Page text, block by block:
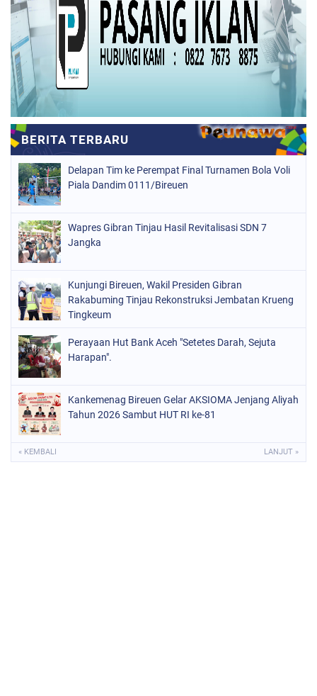
Delapan Tim ke Perempat Final Turnamen Bola Voli
Piala Dandim 0111/Bireuen
Wapres Gibran Tinjau Hasil Revitalisasi SDN 7
Jangka
Kunjungi Bireuen, Wakil Presiden Gibran
Rakabuming Tinjau Rekonstruksi Jembatan Krueng
Tingkeum
Perayaan Hut Bank Aceh "Setetes Darah, Sejuta
Harapan".
Kankemenag Bireuen Gelar AKSIOMA Jenjang Aliyah
Tahun 2026 Sambut HUT RI ke-81
« KEMBALI LANJUT »